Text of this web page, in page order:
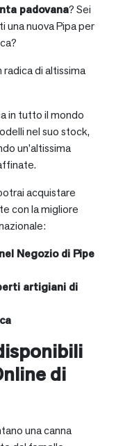
padovana? Sei
una nuova Pipa per
radica di altissima
in tutto il mondo
nel suo stock,
un’altissima
acquistare
con la migliore
Negozio di Pipe
artigiani di
di
una canna